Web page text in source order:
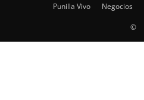
Punilla Vivo
Negocios
©